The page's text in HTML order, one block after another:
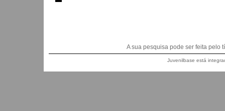
A sua pesquisa pode ser feita pelo
Juvenilbase está